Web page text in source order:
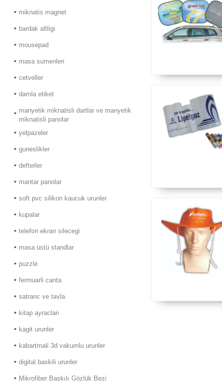
miknatis magnet
bardak altligi
mousepad
masa sumenleri
cetveller
damla etiket
manyetik miknatisli dartlar ve manyetik
miknatisli panolar
yelpazeler
guneslikler
defterler
mantar panolar
soft pvc silikon kaucuk urunler
kupalar
telefon ekran silecegi
masa üstü standlar
puzzle
fermuarli canta
satranc ve tavla
kitap ayraclari
kagit urunler
kabartmali 3d vakumlu urunler
digital baskili urunler
Mikrofiber Baskılı Gözlük Bezi